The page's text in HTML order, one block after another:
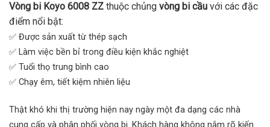
Vòng bi Koyo 6008 ZZ thuộc chủng vòng bi cầu với các đặc
điểm nổi bật:
✅ Được sản xuất từ thép sạch
✅ Làm việc bền bỉ trong điều kiện khắc nghiệt
✅ Tuổi thọ trung bình cao
✅ Chạy êm, tiết kiệm nhiên liệu
Thật khó khi thị trường hiện nay ngày một đa dạng các nhà